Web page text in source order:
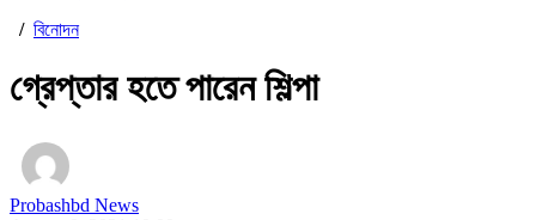
/ বিনোদন
গ্রেপ্তার হতে পারেন শিল্পা
Probashbd News